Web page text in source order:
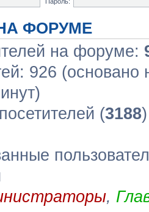
ФОРУМЕ
на форуме:
926 (основано
(3188
,